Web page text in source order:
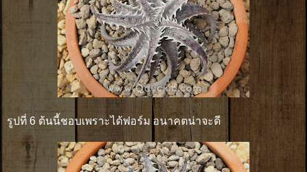
รูปที่ 6 ต้นนี้ชอบเพราะได้ฟอร์ม อนาคตน่าจะดี